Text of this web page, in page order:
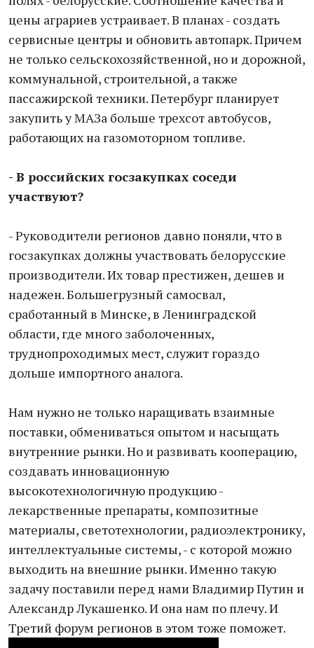
цены аграриев устраивает. В планах - создать
сервисные центры и обновить автопарк. Причем
не только сельскохозяйственной, но и дорожной,
коммунальной, строительной, а также
пассажирской техники. Петербург планирует
закупить у МАЗа больше трехсот автобусов,
работающих на газомоторном топливе.
- В российских госзакупках соседи
участвуют?
- Руководители регионов давно поняли, что в
госзакупках должны участвовать белорусские
производители. Их товар престижен, дешев и
надежен. Большегрузный самосвал,
сработанный в Минске, в Ленинградской
области, где много заболоченных,
труднопроходимых мест, служит гораздо
дольше импортного аналога.
Нам нужно не только наращивать взаимные
поставки, обмениваться опытом и насыщать
внутренние рынки. Но и развивать кооперацию,
создавать инновационную
высокотехнологичную продукцию -
лекарственные препараты, композитные
материалы, светотехнологии, радиоэлектронику,
интеллектуальные системы, - с которой можно
выходить на внешние рынки. Именно такую
задачу поставили перед нами Владимир Путин и
Александр Лукашенко. И она нам по плечу. И
Третий форум регионов в этом тоже поможет.